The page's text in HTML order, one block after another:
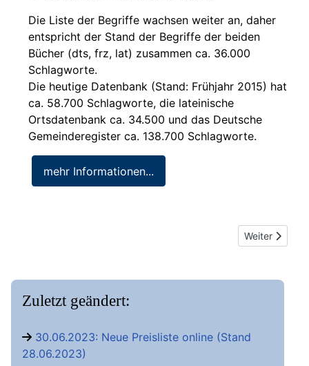
Die Liste der Begriffe wachsen weiter an, daher
entspricht der Stand der Begriffe der beiden
Bücher (dts, frz, lat) zusammen ca. 36.000
Schlagworte.
Die heutige Datenbank (Stand: Frühjahr 2015) hat
ca. 58.700 Schlagworte, die lateinische
Ortsdatenbank ca. 34.500 und das Deutsche
Gemeinderegister ca. 138.700 Schlagworte.
mehr Informationen...
Nächster
Weiter
Zuletzt geändert:
30.06.2023: Neue Preisliste online (Stand
28.06.2023)